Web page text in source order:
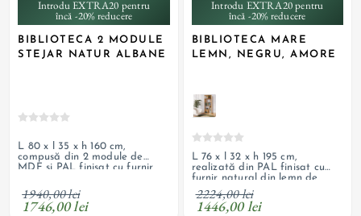
Introdu EXTRA20 pentru
încă -20% reducere
BIBLIOTECA 2 MODULE
STEJAR NATUR ALBANE
L 80 x l 35 x h 160 cm,
compusă din 2 module de
MDF și PAL finisat cu furnir
cu margini teșite
1940,00 lei
1746,00 lei
Introdu EXTRA20 pentru
încă -20% reducere
BIBLIOTECA MARE
LEMN, NEGRU, AMORE
L 76 x l 32 x h 195 cm,
realizată din PAL finisat cu
furnir natural din lemn de
frasin vopsit negru, lăcuit,
picioare din lemn masiv
2224,00 lei
1446,00 lei